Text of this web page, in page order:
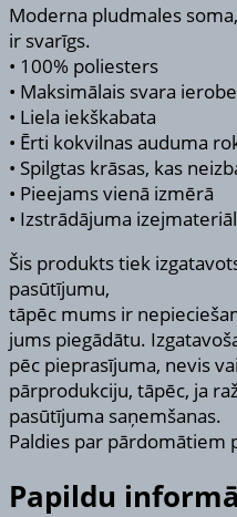
Moderna pludmales
ir svarīgs.
• 100% poliesters
• Maksimālais svara
• Liela iekškabata
• Ērti kokvilnas auduma
• Spilgtas krāsas, kas
• Pieejams vienā izmērā
• Izstrādājuma
Šis produkts tiek
pasūtījumu,
tāpēc mums ir
jums piegādātu.
pēc pieprasījuma, nevis
pārprodukciju, tāpēc, ja
pasūtījuma saņemšanas.
Paldies par pārdomātiem
Papildu